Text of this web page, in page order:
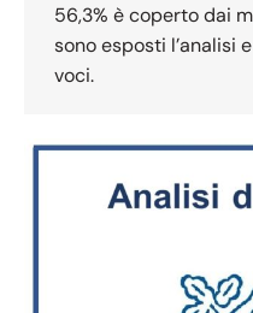
56,3% è coperto dai
sono esposti l’analisi
voci.